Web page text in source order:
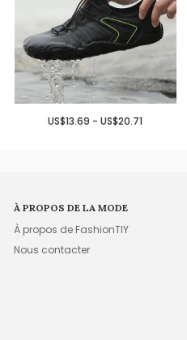
US$13.69 - US$20.71
À PROPOS DE LA MODE
À propos de FashionTIY
Nous contacter